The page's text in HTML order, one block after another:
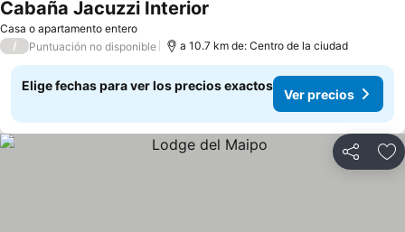
Casa o apartamento entero
Cabaña Jacuzzi Interior
/ Puntuación no disponible a 10.7 km de: Centro de la ciudad
Elige fechas para ver los precios exactos
Ver precios
Compartir